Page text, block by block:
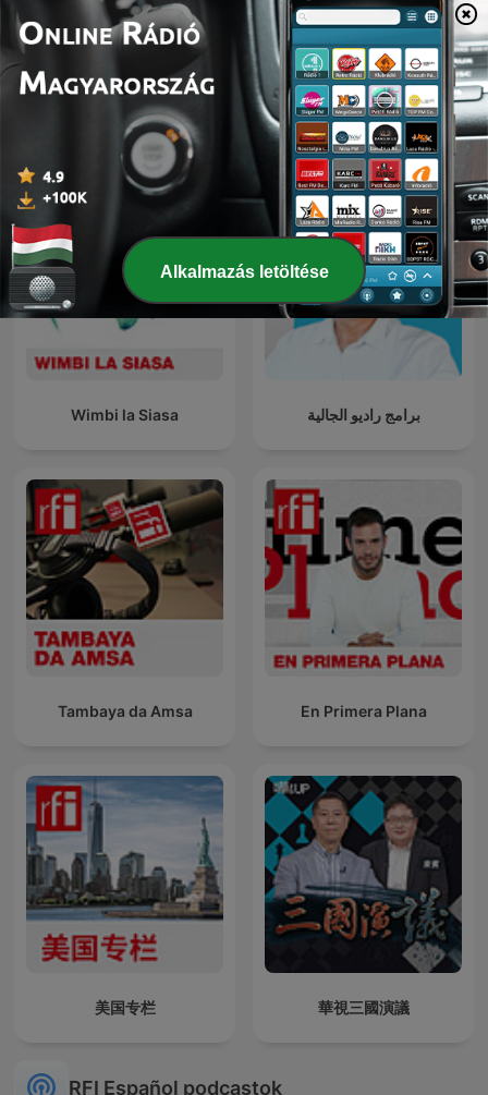
Jurnal RFI The Jahkno! Podcast
Wimbi la Siasa برامج راديو الجالية
Tambaya da Amsa En Primera Plana
美国专栏 華視三國演議
RFI Español podcastok
Alkalmazás letöltése